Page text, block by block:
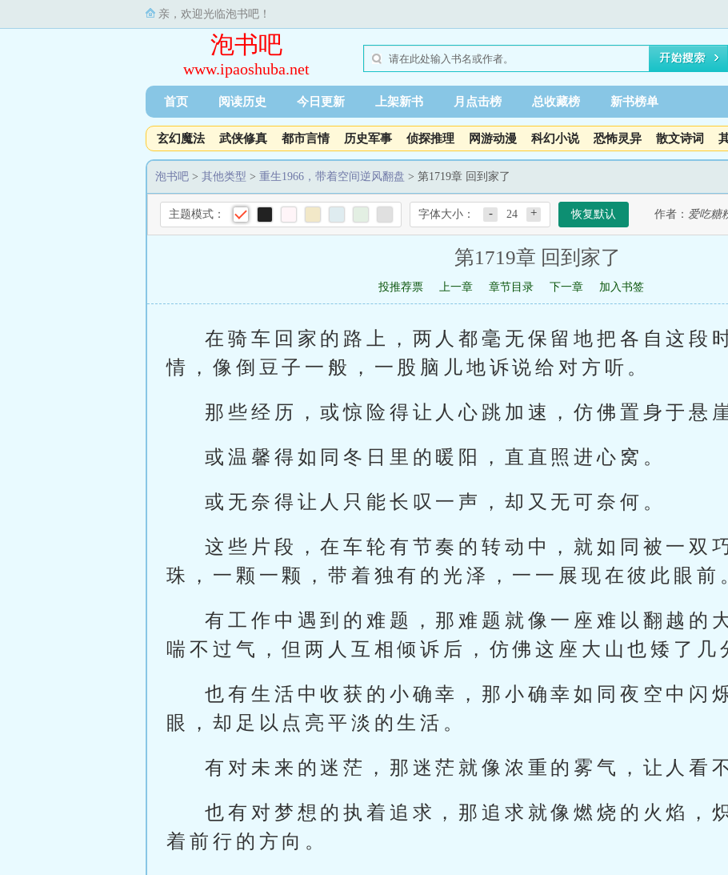
亲，欢迎光临泡书吧！
泡书吧
www.ipaoshuba.net
首页 阅读历史 今日更新 上架新书 月点击榜 总收藏榜 新书榜单
玄幻魔法 武侠修真 都市言情 历史军事 侦探推理 网游动漫 科幻小说 恐怖灵异 散文诗词
泡书吧 > 其他类型 > 重生1966，带着空间逆风翻盘 > 第1719章 回到家了
主题模式： 字体大小： - 24 + 恢复默认 作者： 爱吃糖
第1719章 回到家了
投推荐票 上一章 章节目录 下一章 加入书签
在骑车回家的路上，两人都毫无保留地把各自这段
情，像倒豆子一般，一股脑儿地诉说给对方听。
那些经历，或惊险得让人心跳加速，仿佛置身于悬
或温馨得如同冬日里的暖阳，直直照进心窝。
或无奈得让人只能长叹一声，却又无可奈何。
这些片段，在车轮有节奏的转动中，就如同被一双
珠，一颗一颗，带着独有的光泽，一一展现在彼此眼前
有工作中遇到的难题，那难题就像一座难以翻越的
喘不过气，但两人互相倾诉后，仿佛这座大山也矮了几
也有生活中收获的小确幸，那小确幸如同夜空中闪
眼，却足以点亮平淡的生活。
有对未来的迷茫，那迷茫就像浓重的雾气，让人看
也有对梦想的执着追求，那追求就像燃烧的火焰，
着前行的方向。